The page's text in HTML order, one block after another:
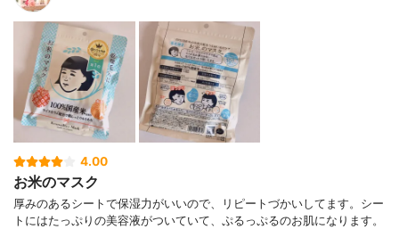
4.00
お米のマスク
厚みのあるシートで保湿力がいいので、リピートづかいしてます。シー
トにはたっぷりの美容液がついていて、ぷるっぷるのお肌になります。